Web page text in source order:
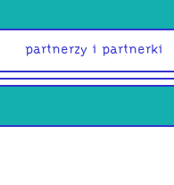
partnerzy i partnerki